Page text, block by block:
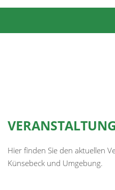
Hier finden Sie den aktuellen
Künsebeck und Umgebung.